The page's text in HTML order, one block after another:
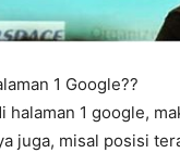
1 Google??
halaman 1 google,
juga, misal posisi